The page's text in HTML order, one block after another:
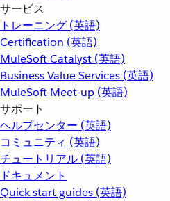
サービス
トレーニング (英語)
Certification (英語)
MuleSoft Catalyst (英語)
Business Value Services (英語)
MuleSoft Meet-up (英語)
サポート
ヘルプセンター (英語)
コミュニティ (英語)
チュートリアル (英語)
ドキュメント
Quick start guides (英語)